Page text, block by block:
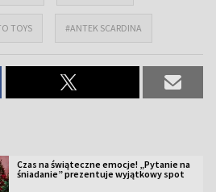
TOYS #ANTEK SCARDINA
Czas na świąteczne emocje! „Pytanie na
śniadanie” prezentuje wyjątkowy spot